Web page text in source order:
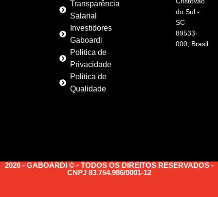
Transparência
Salarial
Investidores
Gaboardi
Politica de
Privacidade
Politica de
Qualidade
do Sul -
SC
89533-
000, Brasil
2026 - GABOARDI © - TODOS OS DIREITOS RESERVADOS -
CNPJ 83.754.986/0001-12